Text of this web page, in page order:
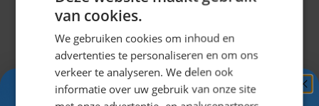
nkel.nl
Ga je voor
onze
bestseller
van cookies.
We gebruiken cookies om inhoud en
advertenties te personaliseren en om ons
verkeer te analyseren. We delen ook
informatie over uw gebruik van onze site
Ontvang5%